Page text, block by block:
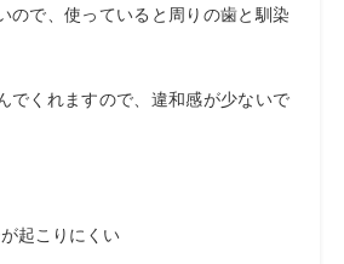
ので、使っていると周りの歯と馴染
でくれますので、違和感が少ないで
起こりにくい